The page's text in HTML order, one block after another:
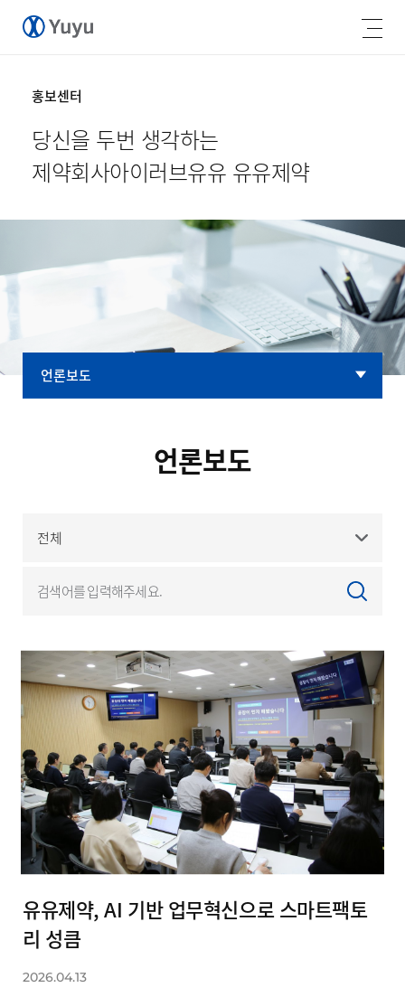
홍보센터
당신을 두번 생각하는
제약회사아이러브유유 유유제약
언론보도
고객지원
언론보도
유유제약, AI 기반 업무혁신으로 스마트팩토
리 성큼
2026.04.13